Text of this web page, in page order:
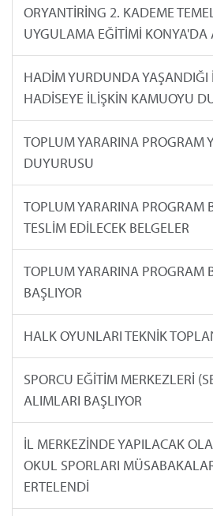
ORYANTİRİNG 2. KADEME
UYGULAMA EĞİTİMİ KONYA'DA
HADİM YURDUNDA YAŞANDIĞI
HADİSEYE İLİŞKİN KAMUOYU
TOPLUM YARARINA PROGRAM
DUYURUSU
TOPLUM YARARINA PROGRAM
TESLİM EDİLECEK BELGELER
TOPLUM YARARINA PROGRAM
BAŞLIYOR
HALK OYUNLARI TEKNİK
SPORCU EĞİTİM MERKEZLERİ
ALIMLARI BAŞLIYOR
İL MERKEZİNDE YAPILACAK
OKUL SPORLARI
ERTELENDİ